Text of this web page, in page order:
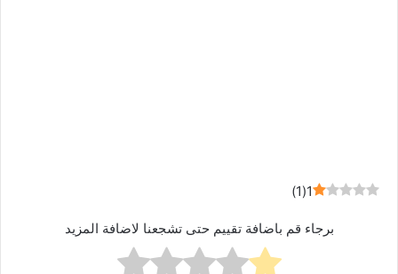
1
(
1
)
برجاء قم باضافة تقييم حتى تشجعنا لاضافة المزيد